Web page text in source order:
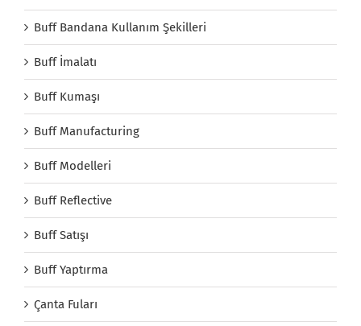
Buff Bandana Kullanım Şekilleri
Buff İmalatı
Buff Kumaşı
Buff Manufacturing
Buff Modelleri
Buff Reflective
Buff Satışı
Buff Yaptırma
Çanta Fuları